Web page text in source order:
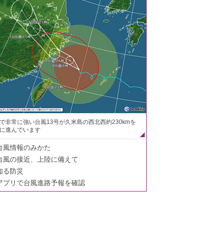
非常に強い台風13号が久米島の西北西約230kmを
進んでいます
風情報のみかた
風の接近、上陸に備えて
る防災
プリで台風進路予報を確認